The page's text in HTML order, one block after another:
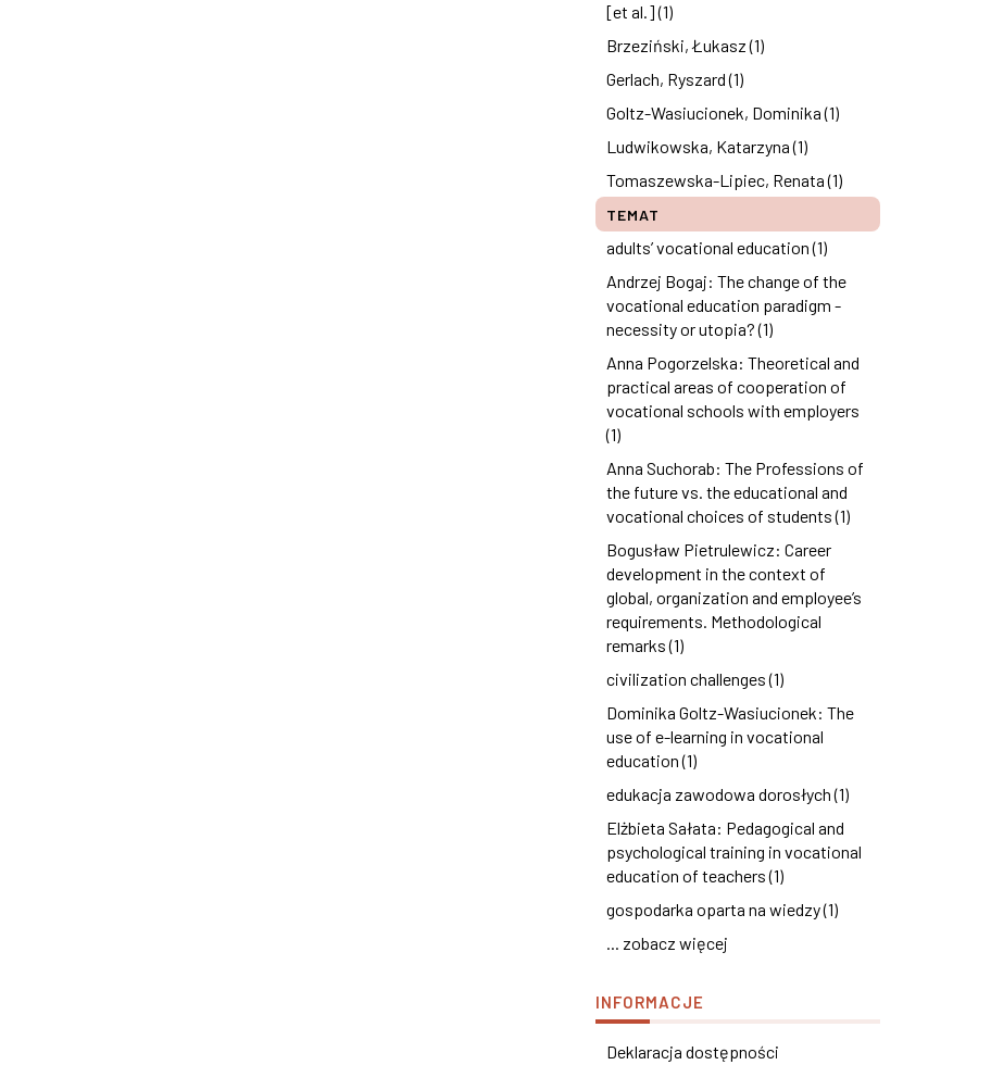
[et al.] (1)
Brzeziński, Łukasz (1)
Gerlach, Ryszard (1)
Goltz-Wasiucionek, Dominika (1)
Ludwikowska, Katarzyna (1)
Tomaszewska-Lipiec, Renata (1)
TEMAT
adults’ vocational education (1)
Andrzej Bogaj: The change of the
vocational education paradigm -
necessity or utopia? (1)
Anna Pogorzelska: Theoretical and
practical areas of cooperation of
vocational schools with employers
(1)
Anna Suchorab: The Professions of
the future vs. the educational and
vocational choices of students (1)
Bogusław Pietrulewicz: Career
development in the context of
global, organization and employee’s
requirements. Methodological
remarks (1)
civilization challenges (1)
Dominika Goltz-Wasiucionek: The
use of e-learning in vocational
education (1)
edukacja zawodowa dorosłych (1)
Elżbieta Sałata: Pedagogical and
psychological training in vocational
education of teachers (1)
gospodarka oparta na wiedzy (1)
... zobacz więcej
INFORMACJE
Deklaracja dostępności